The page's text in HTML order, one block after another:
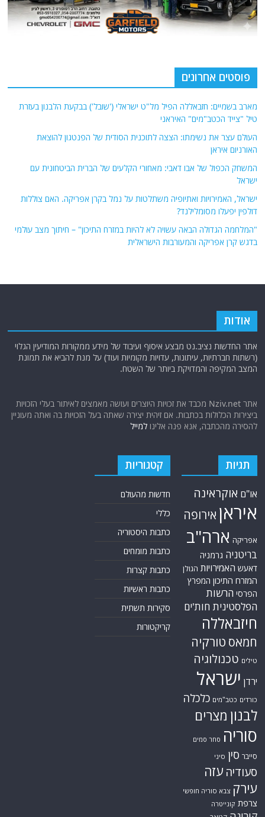
פוסטים אחרונים
מארב בשמיים: חזבאללה הפיל מל"ט ישראלי ('שובל') בבקעת הלבנון בעזרת
טיל "צייד הכטב"מים" האיראני
העולם עצר את נשימתו: הצצה לתוכנית הסודית של הפנטגון להוצאת
האורניום איראן
המשחק הכפול של אבו דאבי: מאחורי הקלעים של הברית הביטחונית עם
ישראל
ישראל, האמירויות ואתיופיה משתלטות על נמל בקרן אפריקה. האם צוללות
דולפין יפעלו מסומלילנד?
"המלחמה הגדולה הבאה עשויה לא להיות במזרח התיכון" – חיתוך מצב עולמי
בדגש קרן אפריקה והמעורבות הישראלית
אודות
אתר החדשות נציב.נט מבצע איסוף ועיבוד של מידע ממקורות המודיעין הגלוי
(רשתות חברתיות, עיתונות, עדויות מקומיות ועוד) על מנת להביא את תמונת
המצב המקיפה והמדויקת ביותר של השטח.
אתר Nziv.net מכבד את זכויות היוצרים ועושה מאמצים לאיתור בעלי הזכויות
ביצירות הכלולות בכתבות. אם זיהית יצירה שאתה בעל הזכויות בה ואתה מעוניין
להסירה מהכתבה, אנא פנה אלינולמייל
תגיות
או"ם אוקראינה
איראן אירופה
אפריקה ארה"ב
בריטניה גרמניה
דאעש האמירויות הגולן
המזרח התיכון המפרץ
הפרסי הרשות
הפלסטינית חות'ים
חיזבאללה
חמאס טורקיה
טילים טכנולוגיה
ירדן ישראל
כורדים כטב"מים כלכלה
לבנון מצרים
סוריה סחר סמים
סייבר סין סיני
סעודיה עזה
עירק צבא סוריה חופשי
צרפת קונייטרה
קטגוריות
חדשות מהעולם
כללי
כתבות היסטוריה
כתבות מומחים
כתבות קצרות
כתבות ראשיות
סקירות תשתית
קריקטורות